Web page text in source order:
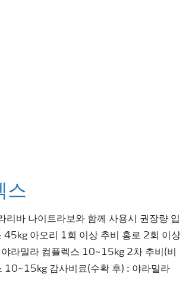
스
바 나이트라보와 함께 사용시 권장량 입
45kg 아오리 1회 이상 추비 홍로 2회 이상
라밀라 컴플렉스 10~15kg 2차 추비(비
10~15kg 감사비료(수확 후) : 야라밀라